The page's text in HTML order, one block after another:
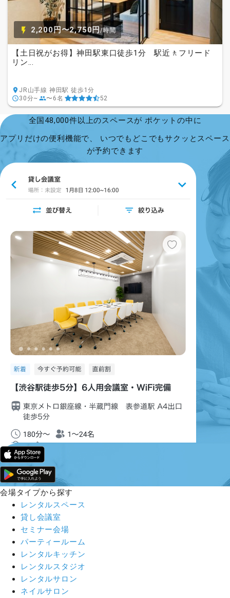
2,200円〜2,750円/時間
【土日祝がお得】神田駅東口徒歩1分 駅近🚶フリード
リン...
JR山手線 神田駅 徒歩1分
30分~
〜6名 52
全国48,000件以上のスペースが ポケットの中に
アプリだけの便利機能で、 いつでもどこでもサクッとスペース
が予約できます
会場タイプから探す
レンタルスペース
貸し会議室
セミナー会場
パーティールーム
レンタルキッチン
レンタルスタジオ
レンタルサロン
ネイルサロン